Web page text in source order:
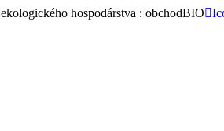
hospodárstva : obchodBIO